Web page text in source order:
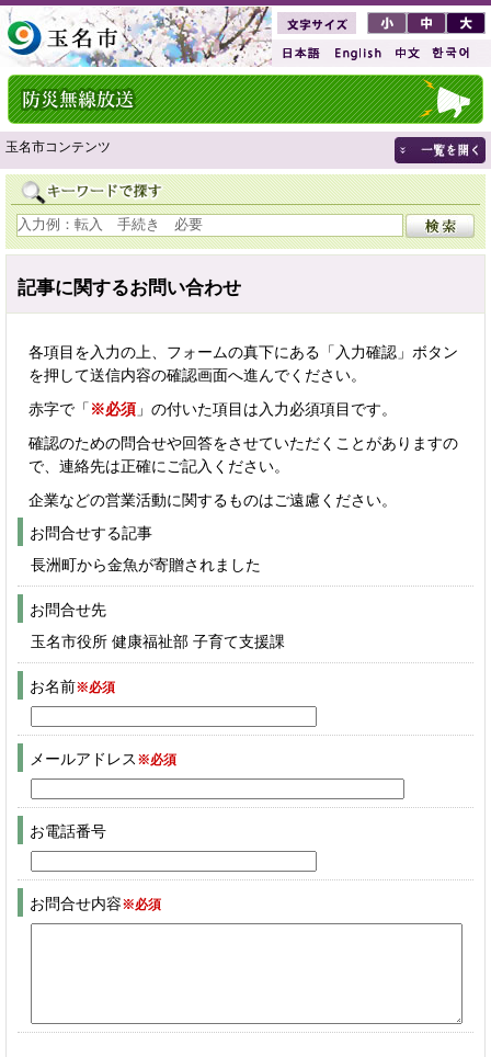
玉名市コンテンツ
記事に関するお問い合わせ
各項目を入力の上、フォームの真下にある「入力確認」ボタン
を押して送信内容の確認画面へ進んでください。
赤字で「 ※必須 」の付いた項目は入力必須項目です。
確認のための問合せや回答をさせていただくことがありますの
で、連絡先は正確にご記入ください。
企業などの営業活動に関するものはご遠慮ください。
お問合せする記事
長洲町から金魚が寄贈されました
お問合せ先
玉名市役所 健康福祉部 子育て支援課
お名前※必須
メールアドレス ※必須
お電話番号
お問合せ内容※必須